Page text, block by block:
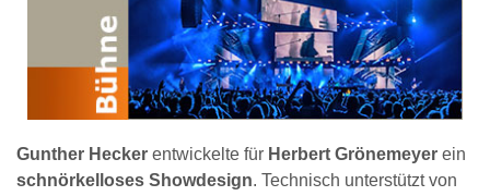
Gunther Hecker entwickelte für Herbert Grönemeyer ein
schnörkelloses Showdesign. Technisch unterstützt von